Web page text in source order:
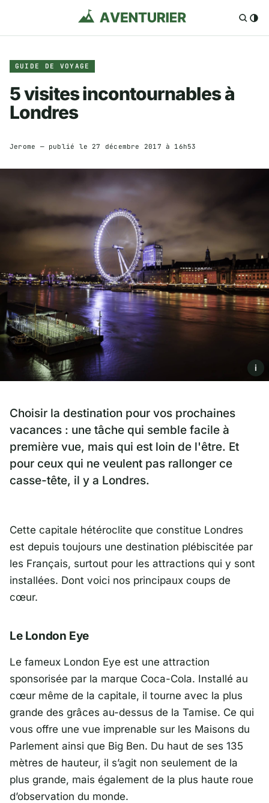
GUIDE DE VOYAGE
5 visites incontournables à
Londres
Jerome — publié le 27 décembre 2017 à 16h53
i
Choisir la destination pour vos prochaines
vacances : une tâche qui semble facile à
première vue, mais qui est loin de l'être. Et
pour ceux qui ne veulent pas rallonger ce
casse-tête, il y a Londres.
Cette capitale hétéroclite que constitue Londres
est depuis toujours une destination plébiscitée par
les Français, surtout pour les attractions qui y sont
installées. Dont voici nos principaux coups de
cœur.
Le London Eye
Le fameux London Eye est une attraction
sponsorisée par la marque Coca-Cola. Installé au
cœur même de la capitale, il tourne avec la plus
grande des grâces au-dessus de la Tamise. Ce qui
vous offre une vue imprenable sur les Maisons du
Parlement ainsi que Big Ben. Du haut de ses 135
mètres de hauteur, il s’agit non seulement de la
plus grande, mais également de la plus haute roue
d’observation du monde.